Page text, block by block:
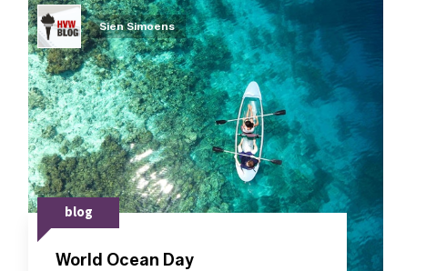
blog
World Ocean Day
Sien Simoens